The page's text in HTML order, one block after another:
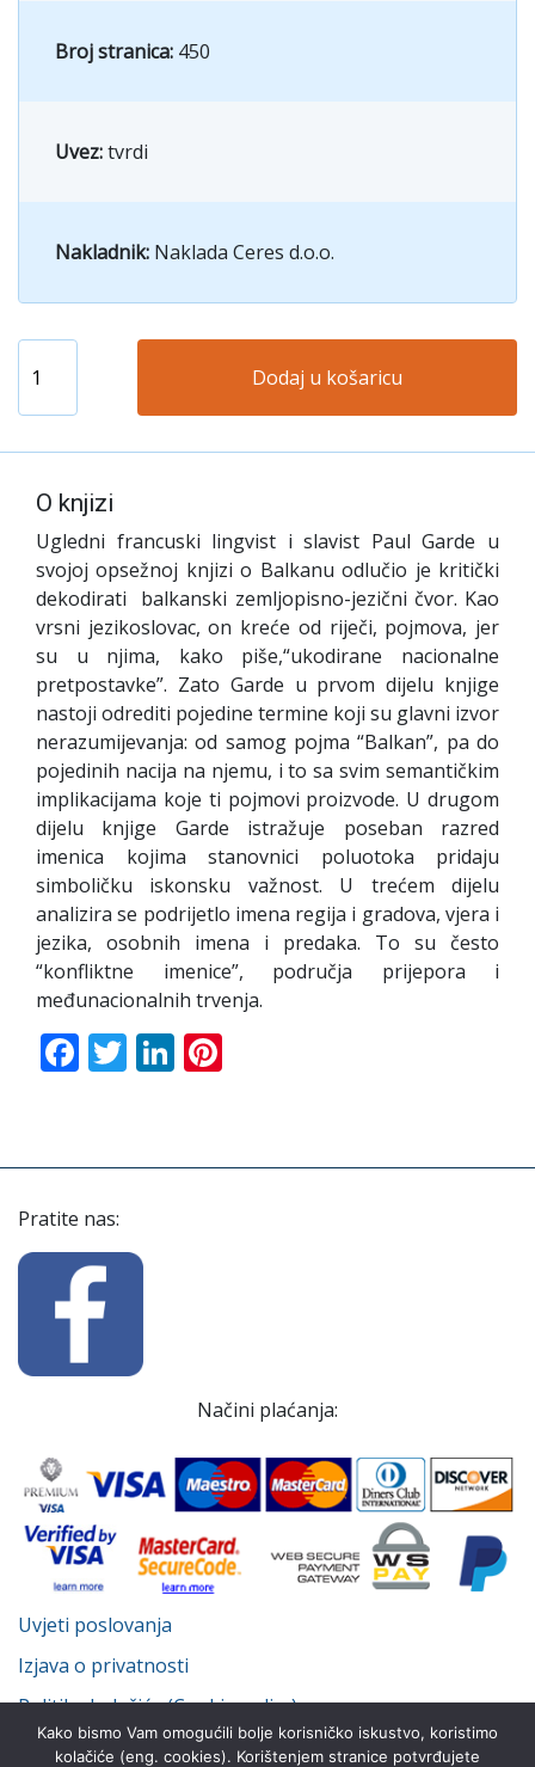
Broj stranica: 450
Uvez:tvrdi
Nakladnik: Naklada Ceres d.o.o.
Dodaj u košaricu
O knjizi
Ugledni francuski lingvist i slavist Paul Garde u
svojoj opsežnoj knjizi o Balkanu odlučio je kritički
dekodirati balkanski zemljopisno-jezični čvor. Kao
vrsni jezikoslovac, on kreće od riječi, pojmova, jer
su u njima, kako piše,“ukodirane nacionalne
pretpostavke”. Zato Garde u prvom dijelu knjige
nastoji odrediti pojedine termine koji su glavni izvor
nerazumijevanja: od samog pojma “Balkan”, pa do
pojedinih nacija na njemu, i to sa svim semantičkim
implikacijama koje ti pojmovi proizvode. U drugom
dijelu knjige Garde istražuje poseban razred
imenica kojima stanovnici poluotoka pridaju
simboličku iskonsku važnost. U trećem dijelu
analizira se podrijetlo imena regija i gradova, vjera i
jezika, osobnih imena i predaka. To su često
“konfliktne imenice”, područja prijepora i
međunacionalnih trvenja.
Facebook
TwitterLinkedIn
Pratite nas:
Načini plaćanja:
Uvjeti poslovanja
Izjava o privatnosti
Politika kolačića (Cookie policy)
Kako bismo Vam omogućili bolje korisničko iskustvo, koristimo
kolačiće (eng. cookies). Korištenjem stranice potvrđujete